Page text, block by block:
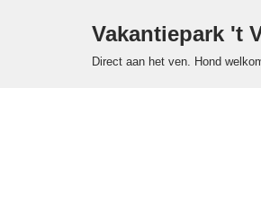
Vakantiepark 't
Direct aan het ven. Hond